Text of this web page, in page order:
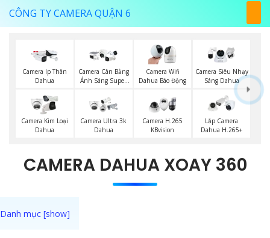
CÔNG TY CAMERA QUẬN 6
Camera Ip Thân
Dahua
Camera Cân Bằng
Ánh Sáng Super
Camera Wifi
Dahua Báo Động
Camera Siêu Nhạy
Sáng Dahua
Camera Kim Loại
Dahua
Camera Ultra 3k
Dahua
Camera H.265
KBvision
Lắp Camera
Dahua H.265+
CAMERA DAHUA XOAY 360